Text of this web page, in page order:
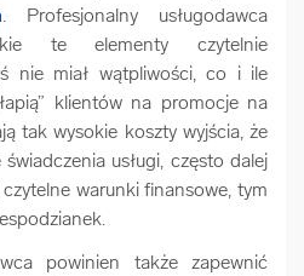
. Profesjonalny usługodawca
te elementy czytelnie
nie miał wątpliwości, co i ile
klientów na promocje na
tak wysokie koszty wyjścia, że
usługi, często dalej
warunki finansowe, tym
powinien także zapewnić